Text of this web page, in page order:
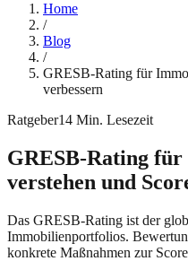
Home
/
Blog
/
GRESB-Rating für
verbessern
Ratgeber14 Min. Lesezeit
GRESB-Rating
verstehen und
Das GRESB-Rating ist der
Immobilienportfolios.
konkrete Maßnahmen zur